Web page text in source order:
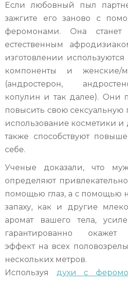
Если любовный пыл
зажгите его заново с
феромонами. Она
естественным
изготовлении
компоненты и женские/
(андростерон,
копулин и так далее). Они
повысить свою сексуальную
использование косметики
также способствуют
себе.
Ученые доказали, что
определяют
помощью глаз, а с помощью
запаху, как и другие
аромат вашего тела,
гарантированно окажет
эффект на всех
нескольких метров.
Используя духи с